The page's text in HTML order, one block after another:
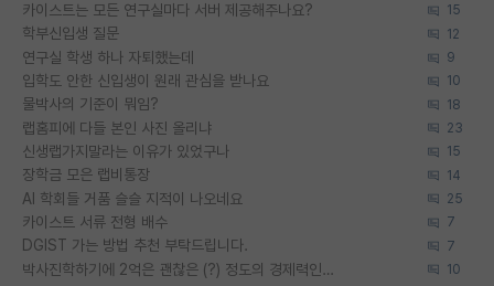
카이스트는 모든 연구실마다 서버 제공해주나요? 15
학부신입생 질문 12
연구실 학생 하나 자퇴했는데 9
입학도 안한 신입생이 원래 관심을 받나요 10
물박사의 기준이 뭐임? 18
랩홈피에 다들 본인 사진 올리냐 23
신생랩가지말라는 이유가 있었구나 15
장학금 모은 랩비통장 14
AI 학회들 거품 슬슬 지적이 나오네요 25
카이스트 서류 전형 배수 7
DGIST 가는 방법 추천 부탁드립니다. 7
박사진학하기에 2억은 괜찮은 (?) 정도의 경제력인가요 10